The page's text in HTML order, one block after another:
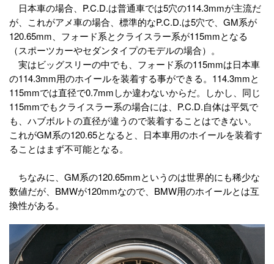
日本車の場合、P.C.D.は普通車では5穴の114.3mmが主流だ
が、これがアメ車の場合、標準的なP.C.D.は5穴で、GM系が
120.65mm、フォード系とクライスラー系が115mmとなる
（スポーツカーやセダンタイプのモデルの場合）。
実はビッグスリーの中でも、フォード系の115mmは日本車
の114.3mm用のホイールを装着する事ができる。114.3mmと
115mmでは直径で0.7mmしか違わないからだ。しかし、同じ
115mmでもクライスラー系の場合には、P.C.D.自体は平気で
も、ハブボルトの直径が違うので装着することはできない。
これがGM系の120.65となると、日本車用のホイールを装着す
ることはまず不可能となる。
ちなみに、GM系の120.65mmというのは世界的にも稀少な
数値だが、BMWが120mmなので、BMW用のホイールとは互
換性がある。